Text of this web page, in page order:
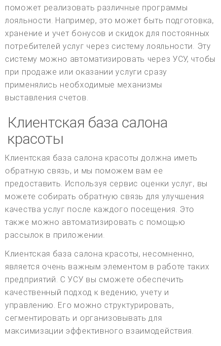
поможет реализовать различные программы
лояльности. Например, это может быть подготовка,
хранение и учет бонусов и скидок для постоянных
потребителей услуг через систему лояльности. Эту
систему можно автоматизировать через УСУ, чтобы
при продаже или оказании услуги сразу
применялись необходимые механизмы
выставления счетов.
Клиентская база салона
красоты
Клиентская база салона красоты должна иметь
обратную связь, и мы поможем вам ее
предоставить. Используя сервис оценки услуг, вы
можете собирать обратную связь для улучшения
качества услуг после каждого посещения. Это
также можно автоматизировать с помощью
рассылок в приложении.
Клиентская база салона красоты, несомненно,
является очень важным элементом в работе таких
предприятий. С УСУ вы сможете обеспечить
качественный подход к ведению, учету и
управлению. Его можно структурировать,
сегментировать и организовывать для
максимизации эффективного взаимодействия.